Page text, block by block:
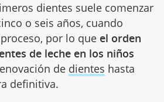
dientes suele comenzar
o seis años, cuando
por lo que el orden
de leche en los niños
de dientes hasta
definitiva.